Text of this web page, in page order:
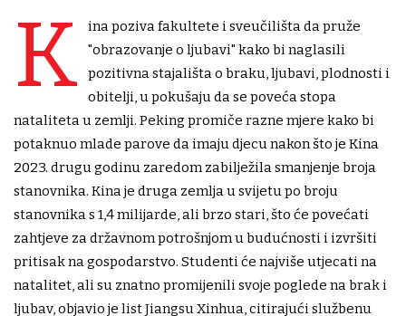
K
ina poziva fakultete i sveučilišta da pruže
"obrazovanje o ljubavi" kako bi naglasili
pozitivna stajališta o braku, ljubavi, plodnosti i
obitelji, u pokušaju da se poveća stopa
nataliteta u zemlji. Peking promiče razne mjere kako bi
potaknuo mlade parove da imaju djecu nakon što je Kina
2023. drugu godinu zaredom zabilježila smanjenje broja
stanovnika. Kina je druga zemlja u svijetu po broju
stanovnika s 1,4 milijarde, ali brzo stari, što će povećati
zahtjeve za državnom potrošnjom u budućnosti i izvršiti
pritisak na gospodarstvo. Studenti će najviše utjecati na
natalitet, ali su znatno promijenili svoje poglede na brak i
ljubav, objavio je list Jiangsu Xinhua, citirajući službenu